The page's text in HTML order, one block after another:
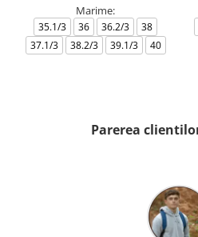
Marime:
35.1/3 36 36.2/3
38
37.1/3
38.2/3 39.1/3 40
Parerea